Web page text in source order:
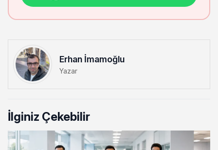
Erhan İmamoğlu
Yazar
İlginiz Çekebilir